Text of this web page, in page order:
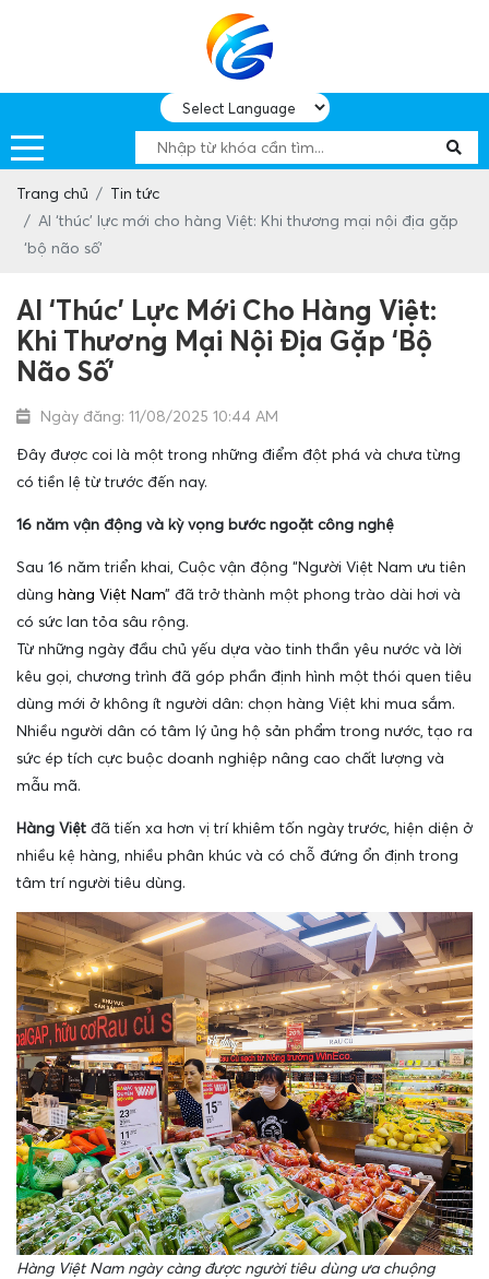
Trang chủ
Tin tức
AI ‘thúc’ lực mới cho hàng Việt: Khi thương mại nội địa gặp
‘bộ não số’
AI ‘thúc’ Lực Mới Cho Hàng Việt:
Khi Thương Mại Nội Địa Gặp ‘bộ
Não Số’
Ngày đăng: 11/08/2025 10:44 AM
Đây được coi là một trong những điểm đột phá và chưa từng
có tiền lệ từ trước đến nay.
16 năm vận động và kỳ vọng bước ngoặt công nghệ
Sau 16 năm triển khai, Cuộc vận động “Người Việt Nam ưu tiên
dùng hàng Việt Nam” đã trở thành một phong trào dài hơi và
có sức lan tỏa sâu rộng.
Từ những ngày đầu chủ yếu dựa vào tinh thần yêu nước và lời
kêu gọi, chương trình đã góp phần định hình một thói quen tiêu
dùng mới ở không ít người dân: chọn hàng Việt khi mua sắm.
Nhiều người dân có tâm lý ủng hộ sản phẩm trong nước, tạo ra
sức ép tích cực buộc doanh nghiệp nâng cao chất lượng và
mẫu mã.
Hàng Việt đã tiến xa hơn vị trí khiêm tốn ngày trước, hiện diện ở
nhiều kệ hàng, nhiều phân khúc và có chỗ đứng ổn định trong
tâm trí người tiêu dùng.
Hàng Việt Nam ngày càng được người tiêu dùng ưa chuộng